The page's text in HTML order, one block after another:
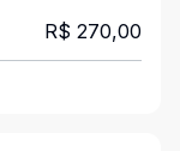
R$ 270,00